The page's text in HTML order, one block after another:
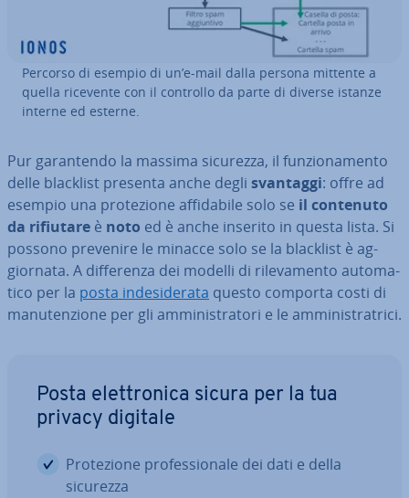
Percorso di esempio di un’e-mail dalla persona mittente a
quella ricevente con il controllo da parte di diverse istanze
interne ed esterne.
Pur ga­ran­ten­do la massima sicurezza, il fun­zio­na­men­to
delle blacklist presenta anche degli svantaggi: offre ad
esempio una pro­te­zio­ne af­fi­da­bi­le solo se il contenuto
da rifiutare è noto ed è anche inserito in questa lista. Si
possono prevenire le minacce solo se la blacklist è ag­
gior­na­ta. A dif­fe­ren­za dei modelli di ri­le­va­men­to au­to­ma­
ti­co per la posta in­de­si­de­ra­ta questo comporta costi di
ma­nu­ten­zio­ne per gli am­mi­ni­stra­to­ri e le am­mi­ni­stra­tri­ci.
Posta elet­tro­ni­ca sicura per la tua
privacy digitale
Pro­te­zio­ne pro­fes­sio­na­le dei dati e della
sicurezza